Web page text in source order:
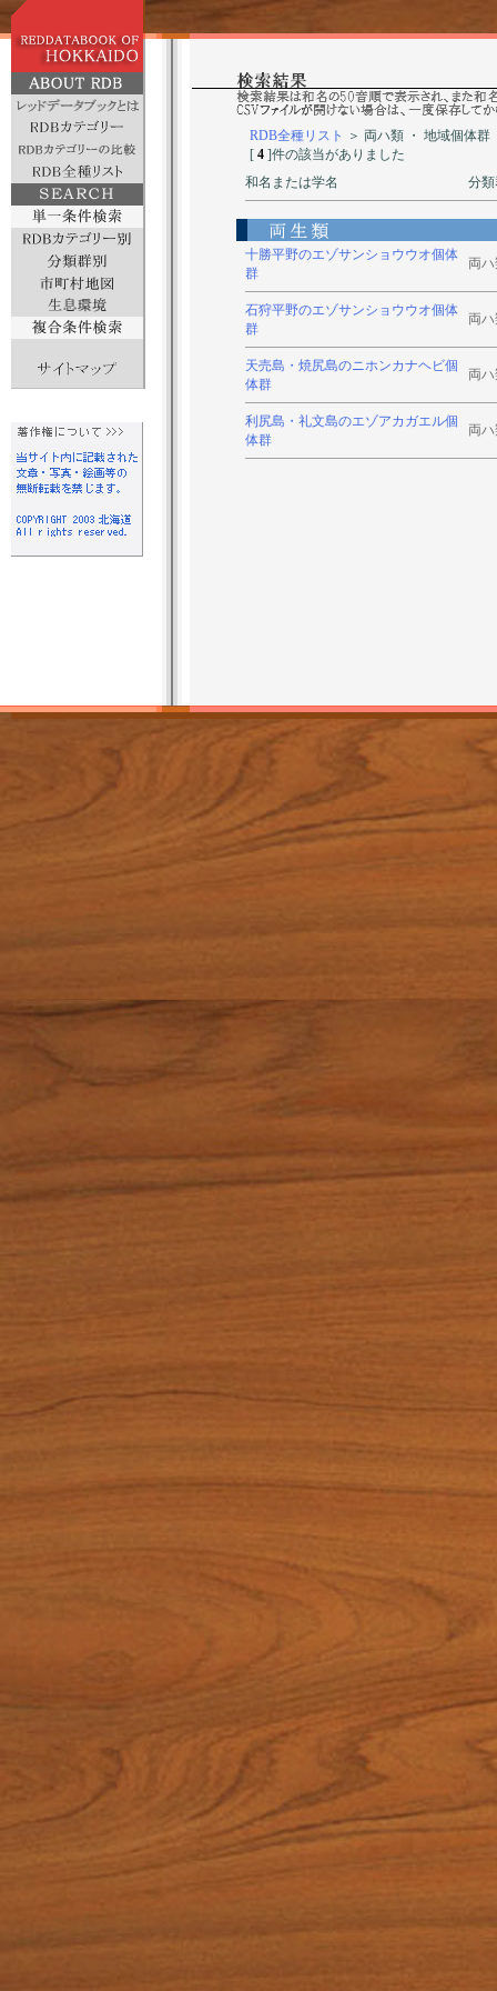
RDB全種リスト
＞ 両ハ類 ・ 地域個体群
[ 4]件の該当がありました
和名または学名
分類
十勝平野のエゾサンショウウオ個体
群
両
石狩平野のエゾサンショウウオ個体
群
両
天売島・焼尻島のニホンカナヘビ個
体群
両
利尻島・礼文島のエゾアカガエル個
体群
両